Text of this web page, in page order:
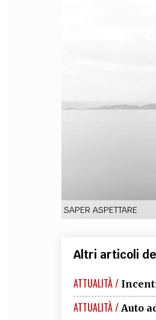
SAPER ASPETTARE
Altri articoli
ATTUALITÀ /
ATTUALITÀ / Auto